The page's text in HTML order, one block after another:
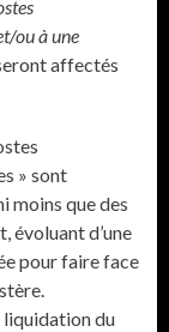
ou à une
affectés
» sont
moins que des
évoluant d’une
pour faire face
liquidation du